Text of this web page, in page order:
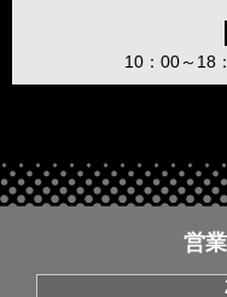
10：00～18
営